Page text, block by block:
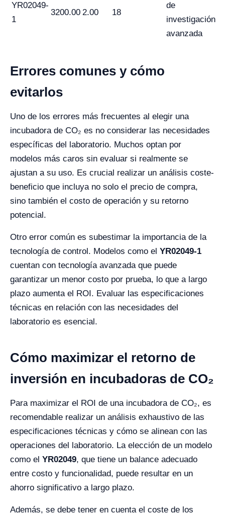
YR02049-
1
3200.00 2.00 18
de
investigación
avanzada
Errores comunes y cómo
evitarlos
Uno de los errores más frecuentes al elegir una
incubadora de CO₂ es no considerar las necesidades
específicas del laboratorio. Muchos optan por
modelos más caros sin evaluar si realmente se
ajustan a su uso. Es crucial realizar un análisis coste-
beneficio que incluya no solo el precio de compra,
sino también el costo de operación y su retorno
potencial.
Otro error común es subestimar la importancia de la
tecnología de control. Modelos como el YR02049-1
cuentan con tecnología avanzada que puede
garantizar un menor costo por prueba, lo que a largo
plazo aumenta el ROI. Evaluar las especificaciones
técnicas en relación con las necesidades del
laboratorio es esencial.
Cómo maximizar el retorno de
inversión en incubadoras de CO₂
Para maximizar el ROI de una incubadora de CO₂, es
recomendable realizar un análisis exhaustivo de las
especificaciones técnicas y cómo se alinean con las
operaciones del laboratorio. La elección de un modelo
como el YR02049, que tiene un balance adecuado
entre costo y funcionalidad, puede resultar en un
ahorro significativo a largo plazo.
Además, se debe tener en cuenta el coste de los